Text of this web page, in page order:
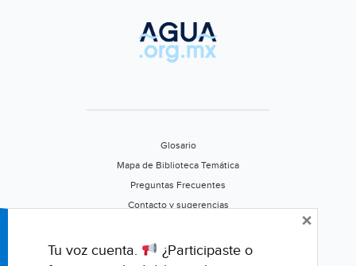
Glosario
Mapa de Biblioteca Temática
Preguntas Frecuentes
Contacto y sugerencias
Califica este portal
Tu voz cuenta.
¿Participaste o
×